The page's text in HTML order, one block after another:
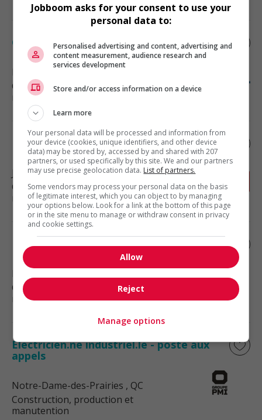
Cariste/manutentionnaire
Construction, production et
manutention
Électromécanicien
Joliette, QC
Construction, production et
manutention
Électromécanicien.ne industriel.le de nuit
Construction, production et
manutention
Électricien.ne industriel.le - poste aux
appels
Notre-Dame-des-Prairies , QC
Construction, production et
manutention
Jobboom asks for your consent to use your
personal data to:
Personalised advertising and content, advertising and
content measurement, audience research and
services development
Store and/or access information on a device
Learn more
Your personal data will be processed and information from
your device (cookies, unique identifiers, and other device
data) may be stored by, accessed by and shared with 207
partners, or used specifically by this site. We and our partners
may use precise geolocation data. List of partners.
Some vendors may process your personal data on the basis
of legitimate interest, which you can object to by managing
your options below. Look for a link at the bottom of this page
or in the site menu to manage or withdraw consent in privacy
and cookie settings.
Allow
Reject
Manage options